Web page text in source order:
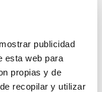
publicidad
esta web para
propias y de
recopilar y utilizar
a